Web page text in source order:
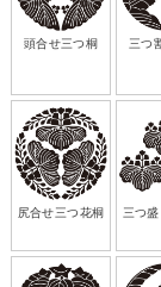
頭合せ三つ桐 三つ
尻合せ三つ花桐 三つ